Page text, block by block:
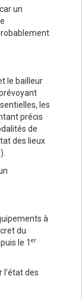
un
le bailleur
les
précis
de
des lieux
à
du
le 1 er
des